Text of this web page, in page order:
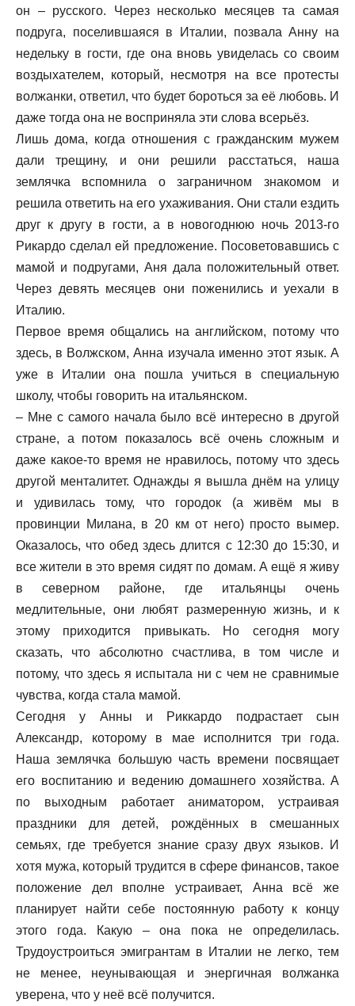
он – русского. Через несколько месяцев та самая
подруга, поселившаяся в Италии, позвала Анну на
недельку в гости, где она вновь увиделась со своим
воздыхателем, который, несмотря на все протесты
волжанки, ответил, что будет бороться за её любовь. И
даже тогда она не восприняла эти слова всерьёз.
Лишь дома, когда отношения с гражданским мужем
дали трещину, и они решили расстаться, наша
землячка вспомнила о заграничном знакомом и
решила ответить на его ухаживания. Они стали ездить
друг к другу в гости, а в новогоднюю ночь 2013-го
Рикардо сделал ей предложение. Посоветовавшись с
мамой и подругами, Аня дала положительный ответ.
Через девять месяцев они поженились и уехали в
Италию.
Первое время общались на английском, потому что
здесь, в Волжском, Анна изучала именно этот язык. А
уже в Италии она пошла учиться в специальную
школу, чтобы говорить на итальянском.
– Мне с самого начала было всё интересно в другой
стране, а потом показалось всё очень сложным и
даже какое-то время не нравилось, потому что здесь
другой менталитет. Однажды я вышла днём на улицу
и удивилась тому, что городок (а живём мы в
провинции Милана, в 20 км от него) просто вымер.
Оказалось, что обед здесь длится с 12:30 до 15:30, и
все жители в это время сидят по домам. А ещё я живу
в северном районе, где итальянцы очень
медлительные, они любят размеренную жизнь, и к
этому приходится привыкать. Но сегодня могу
сказать, что абсолютно счастлива, в том числе и
потому, что здесь я испытала ни с чем не сравнимые
чувства, когда стала мамой.
Сегодня у Анны и Риккардо подрастает сын
Александр, которому в мае исполнится три года.
Наша землячка большую часть времени посвящает
его воспитанию и ведению домашнего хозяйства. А
по выходным работает аниматором, устраивая
праздники для детей, рождённых в смешанных
семьях, где требуется знание сразу двух языков. И
хотя мужа, который трудится в сфере финансов, такое
положение дел вполне устраивает, Анна всё же
планирует найти себе постоянную работу к концу
этого года. Какую – она пока не определилась.
Трудоустроиться эмигрантам в Италии не легко, тем
не менее, неунывающая и энергичная волжанка
уверена, что у неё всё получится.